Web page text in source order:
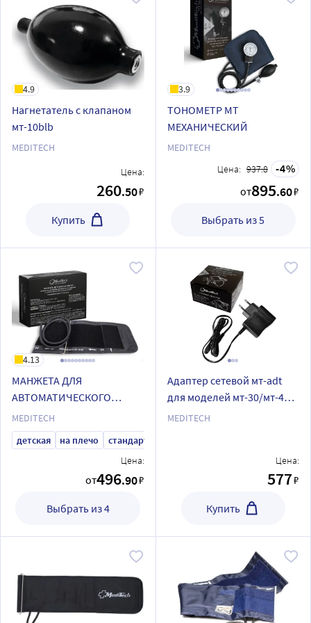
4.9
Нагнетатель с клапаном
мт-10blb
MEDITECH
Цена:
260.50₽
Купить
3.9
ТОНОМЕТР МТ
МЕХАНИЧЕСКИЙ
MEDITECH
Цена: 937.8
4
от895.60₽
Выбрать из 5
4.13
МАНЖЕТА ДЛЯ
АВТОМАТИЧЕСКОГО
ТОНОМЕТРА
МТ-30/40/45/50/55
MEDITECH
детская
на плечо стандартная
Цена:
от496.90₽
Выбрать из 4
Адаптер сетевой мт-adt
для моделей мт-30/мт-40/
мт-45/мт-50/мт-55
MEDITECH
Цена:
577₽
Купить